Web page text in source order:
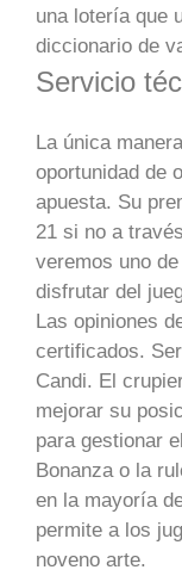
una lotería que
diccionario de
Servicio
La única
oportunidad de
apuesta. Su
21 si no a
veremos uno
disfrutar del
Las opiniones
certificados.
Candi. El
mejorar su
para gestionar
Bonanza o la
en la mayoría
permite a los
noveno arte.